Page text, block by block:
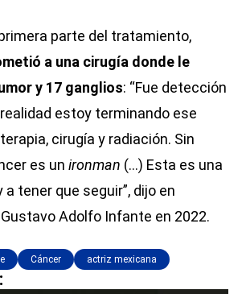
parte del tratamiento,
a una cirugía donde le
y 17 ganglios: “Fue detección
estoy terminando ese
cirugía y radiación. Sin
es unironman (...) Esta es una
a tener que seguir”, dijo en
Adolfo Infante en 2022.
Cáncer actriz mexicana